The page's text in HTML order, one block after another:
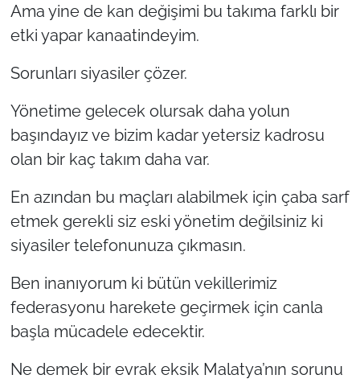
Ama yine de kan değişimi bu takıma farklı bir
etki yapar kanaatindeyim.
Sorunları siyasiler çözer.
Yönetime gelecek olursak daha yolun
başındayız ve bizim kadar yetersiz kadrosu
olan bir kaç takım daha var.
En azından bu maçları alabilmek için çaba sarf
etmek gerekli siz eski yönetim değilsiniz ki
siyasiler telefonunuza çıkmasın.
Ben inanıyorum ki bütün vekillerimiz
federasyonu harekete geçirmek için canla
başla mücadele edecektir.
Ne demek bir evrak eksik Malatya’nın sorunu